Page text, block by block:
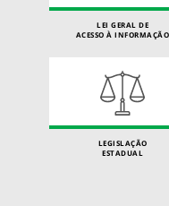
LEI GERAL DE
ACESSO À INFORMAÇÃO
LEGISLAÇÃO
ESTADUAL